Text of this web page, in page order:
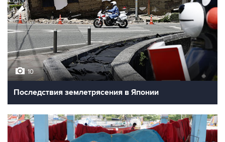
10
Последствия землетрясения в Японии